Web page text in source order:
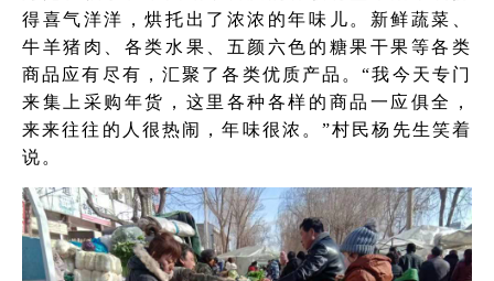
得喜气洋洋，烘托出了浓浓的年味儿。新鲜蔬菜、
牛羊猪肉、各类水果、五颜六色的糖果干果等各类
商品应有尽有，汇聚了各类优质产品。“我今天专门
来集上采购年货，这里各种各样的商品一应俱全，
来来往往的人很热闹，年味很浓。”村民杨先生笑着
说。